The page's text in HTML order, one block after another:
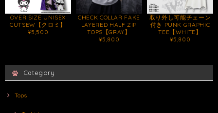
OVER SIZE UNISEX
CUTSEW【クロミ】
¥5,500
CHECK COLLAR FAKE
LAYERED HALF ZIP
TOPS【GRAY】
¥5,800
取り外し可能チェーン
付き PUNK GRAPHIC
TEE【WHITE】
¥5,800
Category
Tops